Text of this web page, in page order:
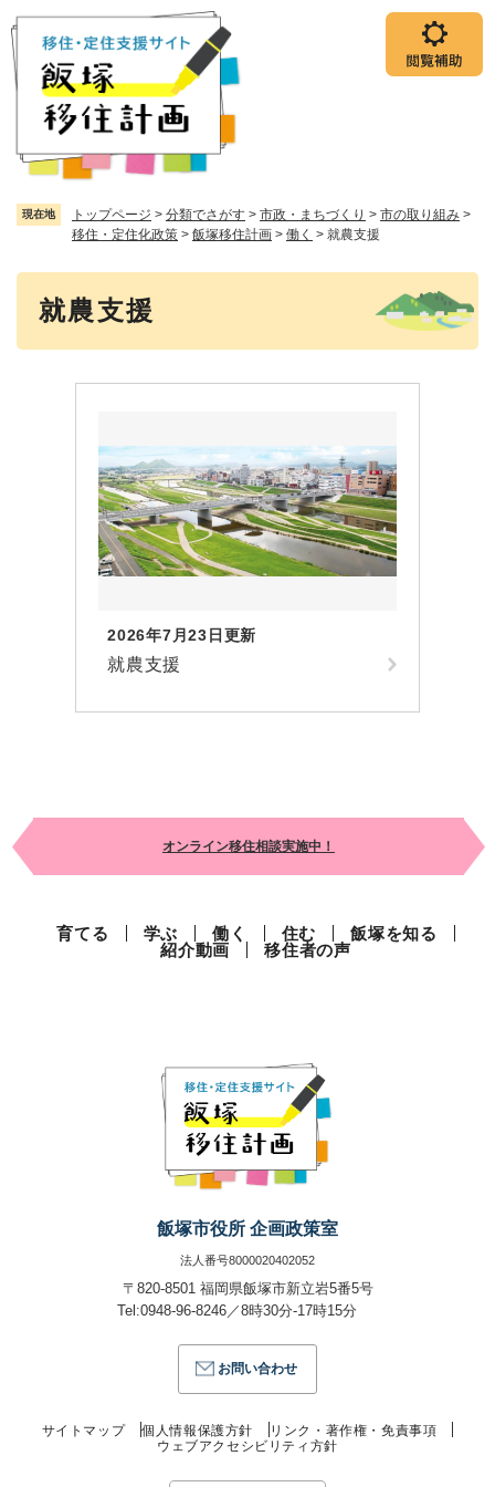
ー
ジ
の
メニューを飛ばして本文へ
現在地 トップページ > 分類でさがす > 市政・まちづくり > 市の取り組み >
移住・定住化政策 > 飯塚移住計画 > 働く > 就農支援
就農支援
2026年7月23日更新
就農支援
オンライン移住相談実施中！
育てる 学ぶ 働く 住む
飯塚を知る
紹介動画
移住者の声
飯塚市役所 企画政策室
法人番号8000020402052
〒820-8501 福岡県飯塚市新立岩5番5号
Tel:0948-96-8246／8時30分-17時15分
お問い合わせ
サイトマップ 個人情報保護方針
リンク・著作権・免責事項
ウェブアクセシビリティ方針